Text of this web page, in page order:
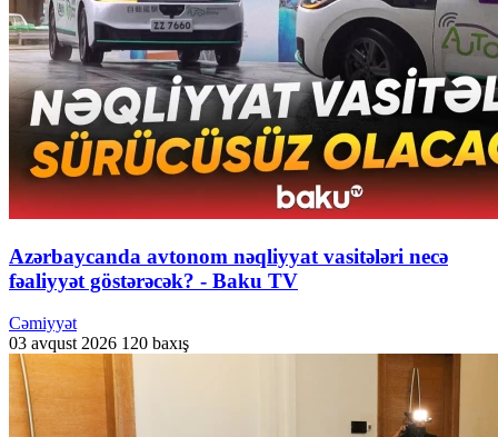
Azərbaycanda avtonom nəqliyyat vasitələri necə
fəaliyyət göstərəcək? - Baku TV
Cəmiyyət
03 avqust 2026 120 baxış